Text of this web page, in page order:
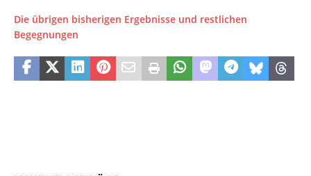
Die übrigen bisherigen Ergebnisse und restlichen
Begegnungen